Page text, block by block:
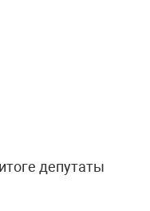
депутаты